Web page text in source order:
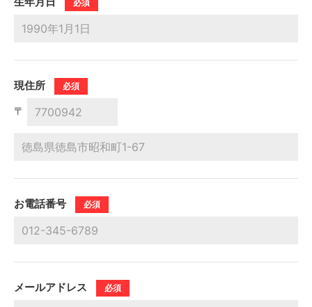
必須
現住所 必須
〒
お電話番号 必須
メールアドレス 必須